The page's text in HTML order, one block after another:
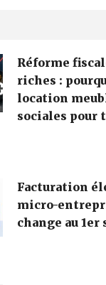
Réforme
riches :
location
sociales pour
Facturation
micro-
change au 1er